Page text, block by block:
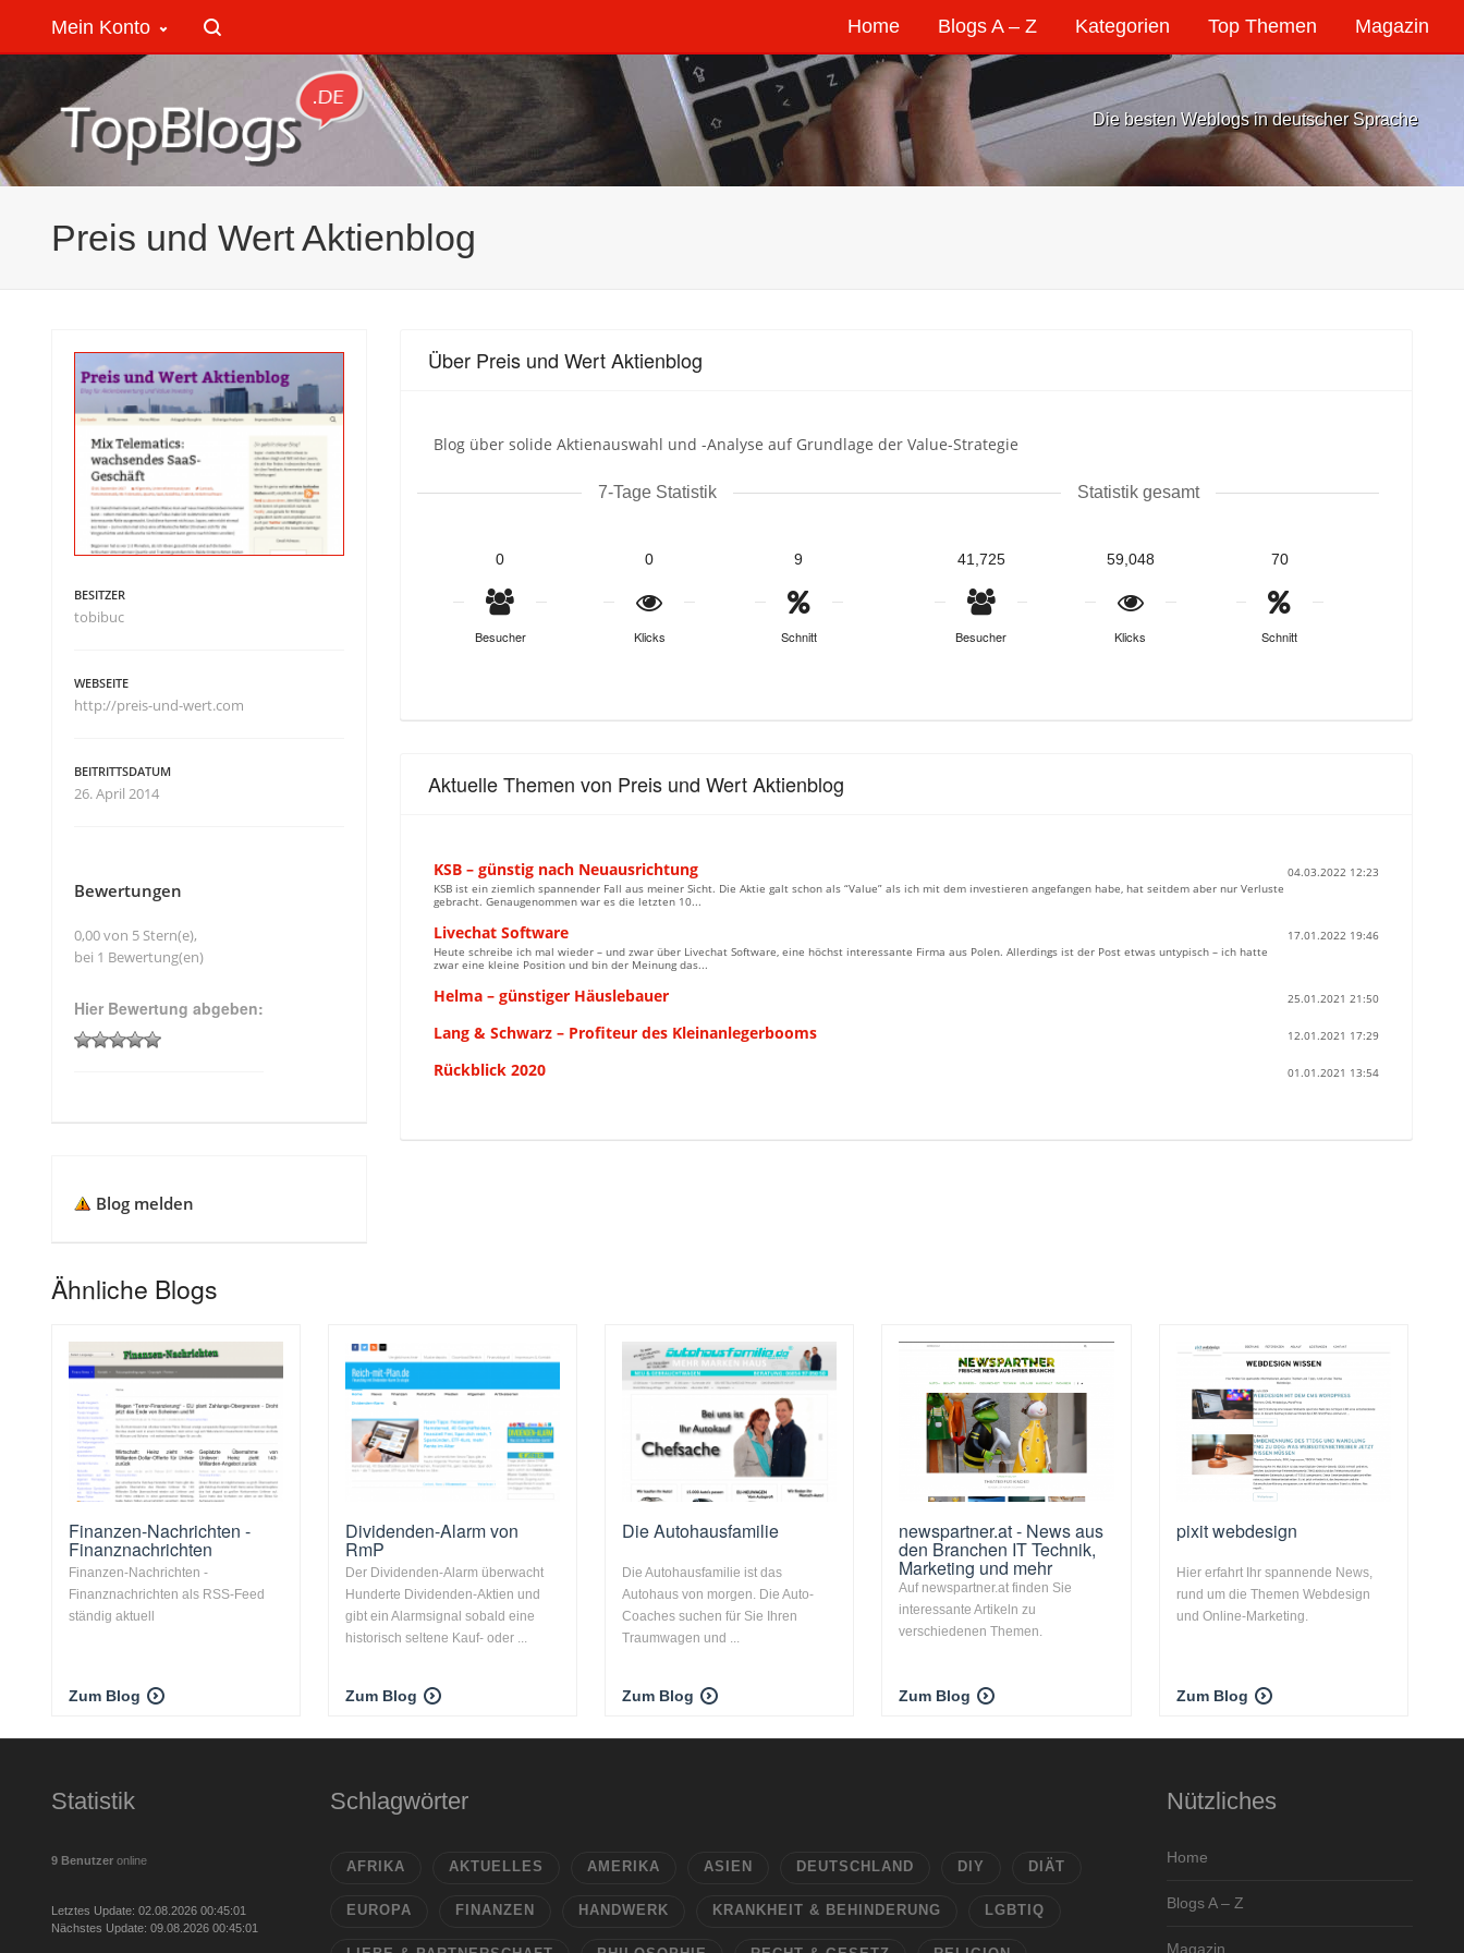
Home Blogs A – Z Kategorien Top Themen Magazin
Mein Konto
Die besten Weblogs in deutscher Sprache
Preis und Wert Aktienblog
Über Preis und Wert Aktienblog
Blog über solide Aktienauswahl und -Analyse auf Grundlage der Value-Strategie
7-Tage Statistik
0
Besucher
0
Klicks
9
Schnitt
Statistik gesamt
41,725
Besucher
59,048
Klicks
70
Schnitt
Aktuelle Themen von Preis und Wert Aktienblog
KSB – günstig nach Neuausrichtung
04.03.2022 12:23
KSB ist ein ziemlich spannender Fall aus meiner Sicht. Die Aktie galt schon als “Value” als ich mit dem investieren angefangen habe, hat seitdem aber nur Verluste
gebracht. Genaugenommen war es die letzten 10...
Livechat Software
17.01.2022 19:46
Heute schreibe ich mal wieder – und zwar über Livechat Software, eine höchst interessante Firma aus Polen. Allerdings ist der Post etwas untypisch – ich hatte
zwar eine kleine Position und bin der Meinung das...
Helma – günstiger Häuslebauer 25.01.2021 21:50
Lang & Schwarz – Profiteur des Kleinanlegerbooms 12.01.2021 17:29
Rückblick 2020 01.01.2021 13:54
BESITZER
tobibuc
WEBSEITE
http://preis-und-wert.com
BEITRITTSDATUM
26. April 2014
Bewertungen
0,00 von 5 Stern(e),
bei 1 Bewertung(en)
Hier Bewertung abgeben:
Blog melden
Ähnliche Blogs
Finanzen-Nachrichten -
Finanznachrichten
Finanzen-Nachrichten -
Finanznachrichten als RSS-Feed
ständig aktuell
Zum Blog
Dividenden-Alarm von
RmP
Der Dividenden-Alarm überwacht
Hunderte Dividenden-Aktien und
gibt ein Alarmsignal sobald eine
historisch seltene Kauf- oder ...
Zum Blog
Die Autohausfamilie
Die Autohausfamilie ist das
Autohaus von morgen. Die Auto-
Coaches suchen für Sie Ihren
Traumwagen und ...
Zum Blog
newspartner.at - News aus
den Branchen IT Technik,
Marketing und mehr
Auf newspartner.at finden Sie
interessante Artikeln zu
verschiedenen Themen.
Zum Blog
pixit webdesign
Hier erfahrt Ihr spannende News,
rund um die Themen Webdesign
und Online-Marketing.
Zum Blog
Statistik
9 Benutzer online
Letztes Update: 02.08.2026 00:45:01
Nächstes Update: 09.08.2026 00:45:01
Schlagwörter
AFRIKA AKTUELLES AMERIKA ASIEN DEUTSCHLAND DIY DIÄT
EUROPA FINANZEN HANDWERK KRANKHEIT & BEHINDERUNG LGBTIQ
Nützliches
Home
Blogs A – Z
Magazin